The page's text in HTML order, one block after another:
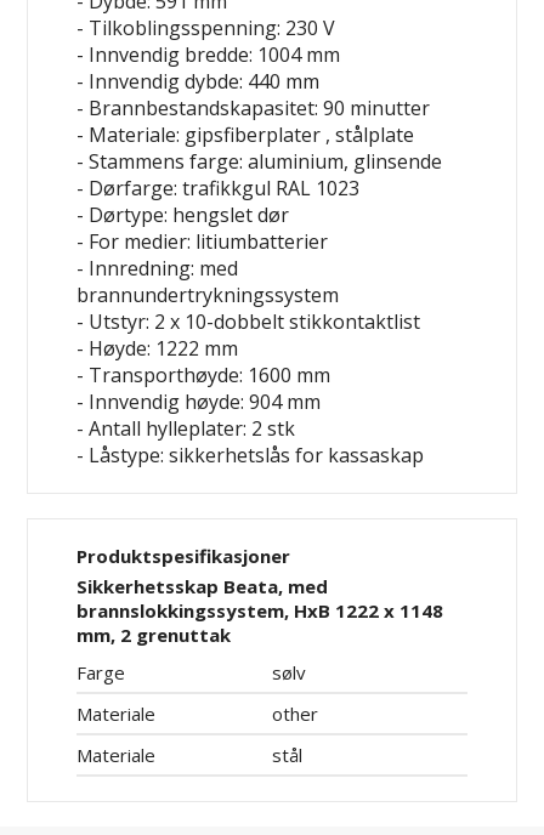
- Tilkoblingsspenning: 230 V
- Innvendig bredde: 1004 mm
- Innvendig dybde: 440 mm
- Brannbestandskapasitet: 90 minutter
- Materiale: gipsfiberplater , stålplate
- Stammens farge: aluminium, glinsende
- Dørfarge: trafikkgul RAL 1023
- Dørtype: hengslet dør
- For medier: litiumbatterier
- Innredning: med
brannundertrykningssystem
- Utstyr: 2 x 10-dobbelt stikkontaktlist
- Høyde: 1222 mm
- Transporthøyde: 1600 mm
- Innvendig høyde: 904 mm
- Antall hylleplater: 2 stk
- Låstype: sikkerhetslås for kassaskap
Produktspesifikasjoner
Sikkerhetsskap Beata, med
brannslokkingssystem, HxB 1222 x 1148
mm, 2 grenuttak
Farge
sølv
Materiale
other
Materiale
stål